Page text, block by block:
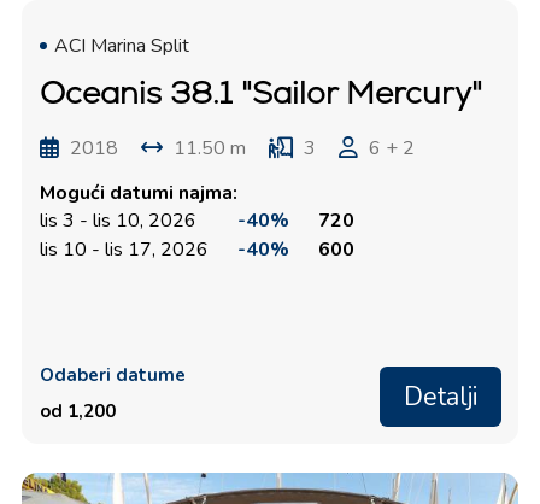
ACI Marina Split
Oceanis 38.1 "Sailor Mercury"
2018 11.50 m 3
6 + 2
Mogući datumi najma:
lis 3 - lis 10, 2026
-40%
720
lis 10 - lis 17, 2026
-40% 600
Odaberi datume
od 1,200
Detalji